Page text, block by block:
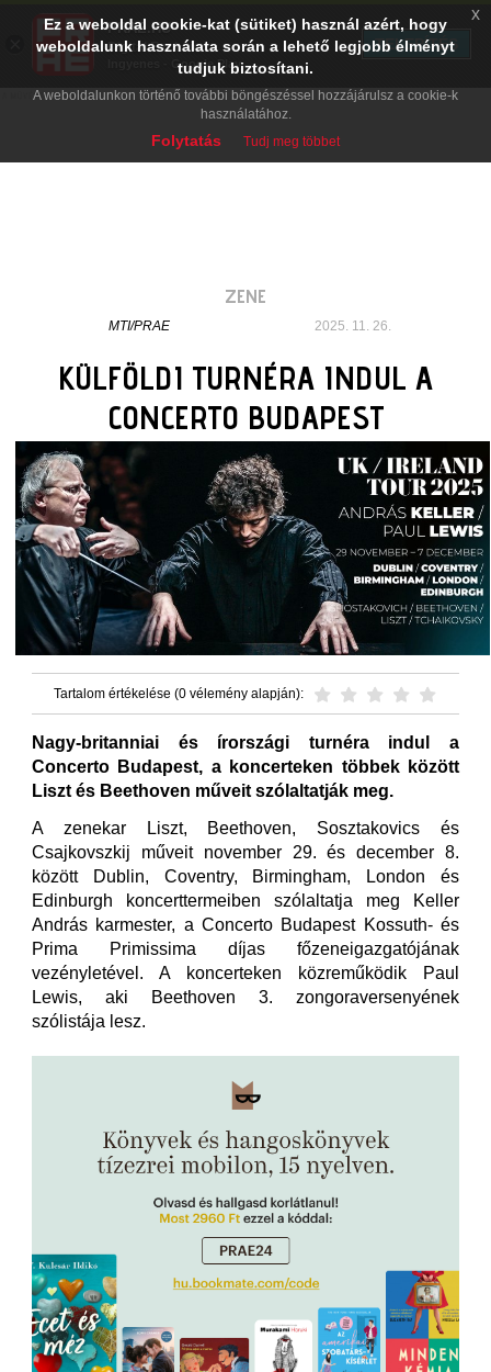
ZENE
MTI/PRAE 2025. 11. 26.
KÜLFÖLDI TURNÉRA INDUL A
CONCERTO BUDAPEST
Tartalom értékelése (0 vélemény alapján):
Nagy-britanniai és írországi turnéra indul a
Concerto Budapest, a koncerteken többek között
Liszt és Beethoven műveit szólaltatják meg.
A zenekar Liszt, Beethoven, Sosztakovics és
Csajkovszkij műveit november 29. és december 8.
között Dublin, Coventry, Birmingham, London és
Edinburgh koncerttermeiben szólaltatja meg Keller
András karmester, a Concerto Budapest Kossuth- és
Prima Primissima díjas főzeneigazgatójának
vezényletével. A koncerteken közreműködik Paul
Lewis, aki Beethoven 3. zongoraversenyének
szólistája lesz.
Ez a weboldal cookie-kat (sütiket) használ azért, hogy
weboldalunk használata során a lehető legjobb élményt
tudjuk biztosítani.
A weboldalunkon történő további böngészéssel hozzájárulsz a cookie-k
használatához.
Folytatás Tudj meg többet
x
PRAE.HU
Digital Evolution
Ingyenes - Google Play
TELEPÍTÉS